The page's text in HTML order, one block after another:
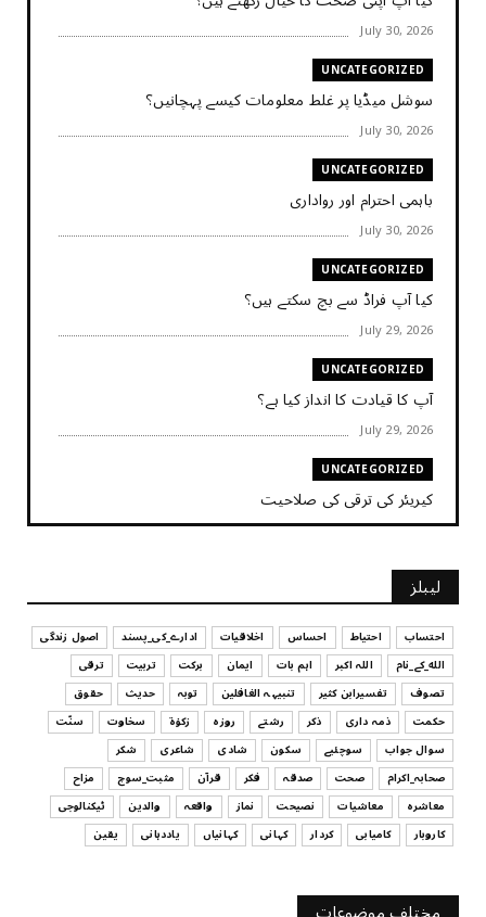
July 30, 2026
UNCATEGORIZED
سوشل میڈیا پر غلط معلومات کیسے پہچانیں؟
July 30, 2026
UNCATEGORIZED
باہمی احترام اور رواداری
July 30, 2026
UNCATEGORIZED
کیا آپ فراڈ سے بچ سکتے ہیں؟
July 29, 2026
UNCATEGORIZED
آپ کا قیادت کا انداز کیا ہے؟
July 29, 2026
UNCATEGORIZED
کیریئر کی ترقی کی صلاحیت
July 29, 2026
UNCATEGORIZED
کیا آپ اپنے باس کو مؤثر طریقے سے منظم کر رہے ہیں
July 29, 2026
UNCATEGORIZED
اس وقت آپ کا موڈ کیسا ہے؟
July 29, 2026
UNCATEGORIZED
قرض لینے اور دینے میں ہوشیاری
July 29, 2026
آپ کا فیصلہ کرنے کا انداز
لیبلز
احتساب احتیاط احساس اخلاقیات ادارے_کی_پسند
اصول زندگی
الله_کے_نام
اللہ اکبر اہم بات ایمان برکت تربیت
ترقی
تصوف
تفسیرابن کثیر تنبیہہ الغافلین توبہ حدیث
حقوق
حکمت
ذمہ داری ذکر رشتے روزہ زکوٰۃ سخاوت
سنّت
سوال جواب
سوچئیے سکون شادی شاعری
شکر
صحابہ_اکرام
صحت صدقہ فکر قرآن مثبت_سوچ
مزاح
معاشرہ
معاشیات نصیحت نماز واقعہ والدین
ٹیکنالوجی
کاروبار
کامیابی کردار کہانی کہانیاں یاددہانی یقین